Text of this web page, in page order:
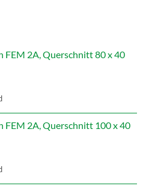
FEM 2A, Querschnitt 80 x 40
FEM 2A, Querschnitt 100 x 40